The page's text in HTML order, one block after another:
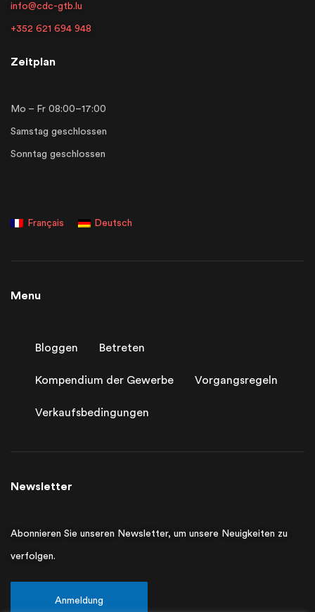
info@cdc-gtb.lu
+352 621 694 948
Zeitplan
Mo – Fr 08:00–17:00
Samstag geschlossen
Sonntag geschlossen
Français Deutsch
Menu
Bloggen Betreten
Kompendium der Gewerbe Vorgangsregeln
Verkaufsbedingungen
Newsletter
Abonnieren Sie unseren Newsletter, um unsere Neuigkeiten zu
verfolgen.
Anmeldung